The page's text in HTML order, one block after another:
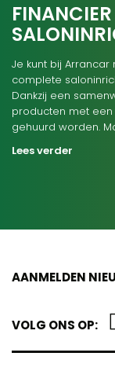
Je kunt bij
complete
Dankzij een
producten met
gehuurd worden.
Lees verder
AANMELDEN
VOLG ONS OP: